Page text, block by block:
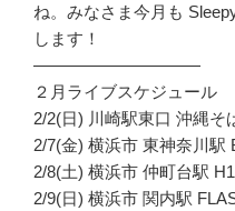
ね。みなさま今月も
します！
——————————
２月ライブスケジュール
2/2(日) 川崎駅東口 沖縄そ
2/7(金) 横浜市 東神奈川駅
2/8(土) 横浜市 仲町台駅
2/9(日) 横浜市 関内駅